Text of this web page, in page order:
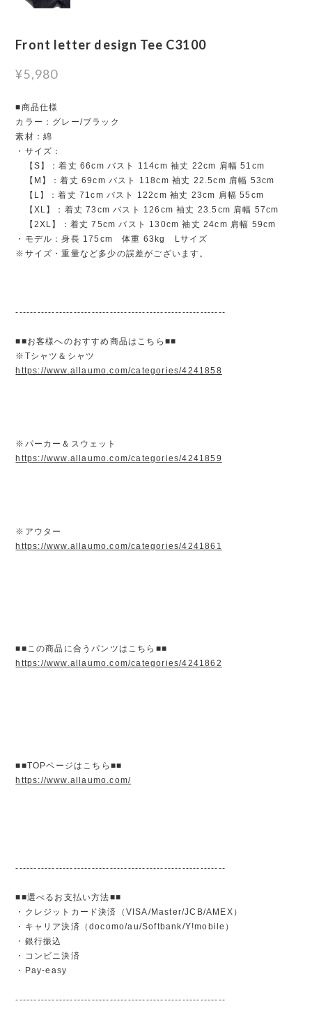
Front letter design Tee C3100
¥5,980
■商品仕様
カラー：グレー/ブラック
素材：綿
・サイズ：
【S】：着丈 66cm バスト 114cm 袖丈 22cm 肩幅 51cm
【M】：着丈 69cm バスト 118cm 袖丈 22.5cm 肩幅 53cm
【L】：着丈 71cm バスト 122cm 袖丈 23cm 肩幅 55cm
【XL】：着丈 73cm バスト 126cm 袖丈 23.5cm 肩幅 57cm
【2XL】：着丈 75cm バスト 130cm 袖丈 24cm 肩幅 59cm
・モデル：身長 175cm 体重 63kg Lサイズ
※サイズ・重量など多少の誤差がございます。
----------------------------------------------------------
■■お客様へのおすすめ商品はこちら■■
※Tシャツ＆シャツ
https://www.allaumo.com/categories/4241858
※パーカー＆スウェット
https://www.allaumo.com/categories/4241859
※アウター
https://www.allaumo.com/categories/4241861
■■この商品に合うパンツはこちら■■
https://www.allaumo.com/categories/4241862
■■TOPページはこちら■■
https://www.allaumo.com/
----------------------------------------------------------
■■選べるお支払い方法■■
・クレジットカード決済（VISA/Master/JCB/AMEX）
・キャリア決済（docomo/au/Softbank/Y!mobile）
・銀行振込
・コンビニ決済
・Pay-easy
----------------------------------------------------------